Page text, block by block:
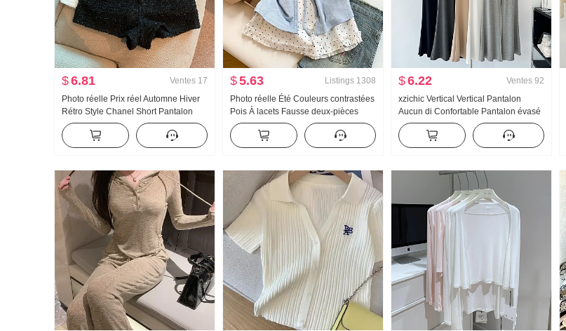
$6.81 Ventes 17
Photo réelle Prix réel Automne Hiver
Rétro Style Chanel Short Pantalon
bottes
$5.63 Listings 1308
Photo réelle Été Couleurs contrastées
Pois À lacets Fausse deux-pièces
Manches courtes T-shirt Femme Été
Nouveau Style sucré Niche Top
$6.22 Ventes 92
xzichic Vertical Vertical Pantalon
Aucun di Confortable Pantalon évasé
Printemps/Été Nouveau Élégant
Pantalon long Amincissant Pantalon
décontracté Femme